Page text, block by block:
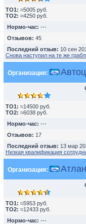
TO1: ≈5005 руб.
TO2: ≈4250 руб.
Нормо-час: ---
Отзывов: 45
Последний отзыв: 10 сен
Снова наступил на те же
Организация:
TO1: ≈14500 руб.
TO2: ≈6038 руб.
Нормо-час: ---
Отзывов: 17
Последний отзыв: 13 мар
Низкая квалификация
Организация:
TO1: ≈5953 руб.
TO2: ≈12433 руб.
Нормо-час: ---